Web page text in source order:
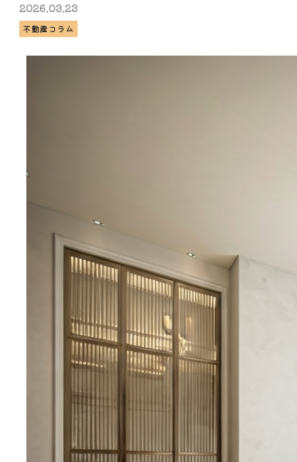
2026.03.23
不動産コラム